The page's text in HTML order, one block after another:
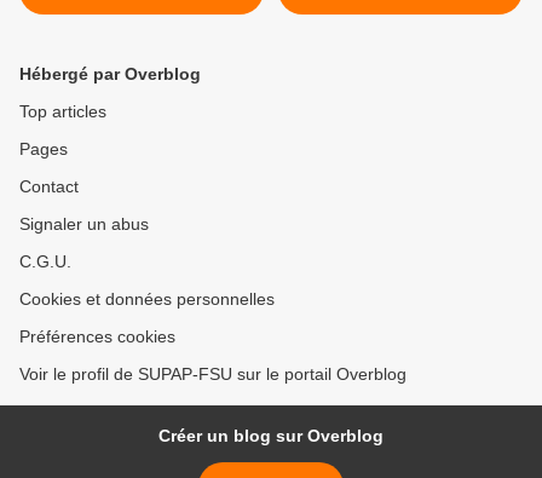
travail social aussi ! Le 1er
Des moyens pour le social,
pas pour le capital !
couac DRH !!! La Ville
Hébergé par Overblog
Top articles
Pages
Contact
Signaler un abus
C.G.U.
Cookies et données personnelles
Préférences cookies
Voir le profil de SUPAP-FSU sur le portail Overblog
Créer un blog sur Overblog